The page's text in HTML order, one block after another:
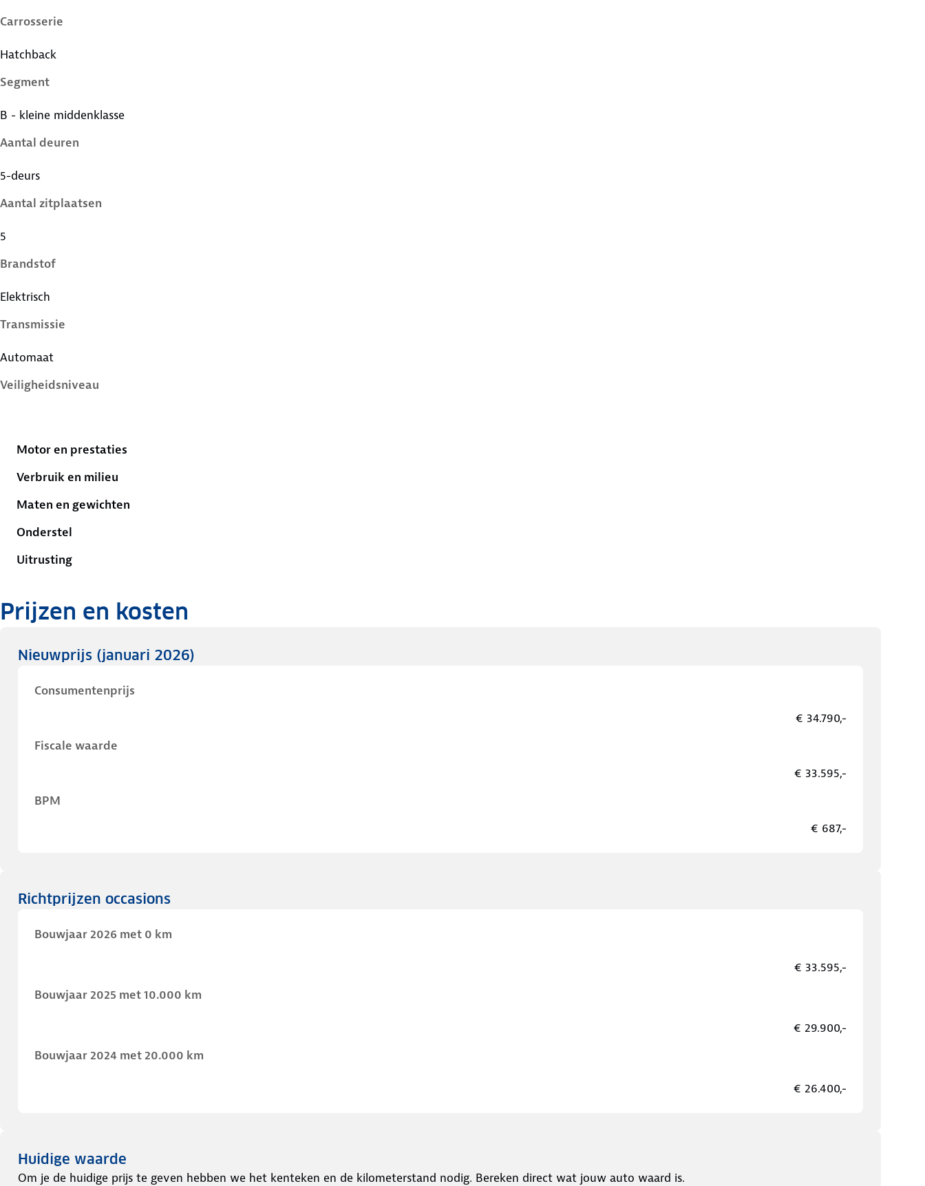
Carrosserie
Hatchback
Segment
B - kleine middenklasse
Aantal deuren
5-deurs
Aantal zitplaatsen
5
Brandstof
Elektrisch
Transmissie
Automaat
Veiligheidsniveau
Motor en prestaties
Verbruik en milieu
Maten en gewichten
Onderstel
Uitrusting
Prijzen en kosten
Nieuwprijs (januari 2026)
Consumentenprijs
€ 34.790,-
Fiscale waarde
€ 33.595,-
BPM
€ 687,-
Richtprijzen occasions
Bouwjaar 2026 met 0 km
€ 33.595,-
Bouwjaar 2025 met 10.000 km
€ 29.900,-
Bouwjaar 2024 met 20.000 km
€ 26.400,-
Huidige waarde
Om je de huidige prijs te geven hebben we het kenteken en de kilometerstand nodig. Bereken direct wat jouw auto waard is.